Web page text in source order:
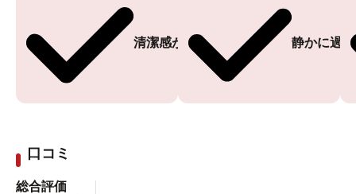
清潔感がある 静かに過
口コミ
総合評価